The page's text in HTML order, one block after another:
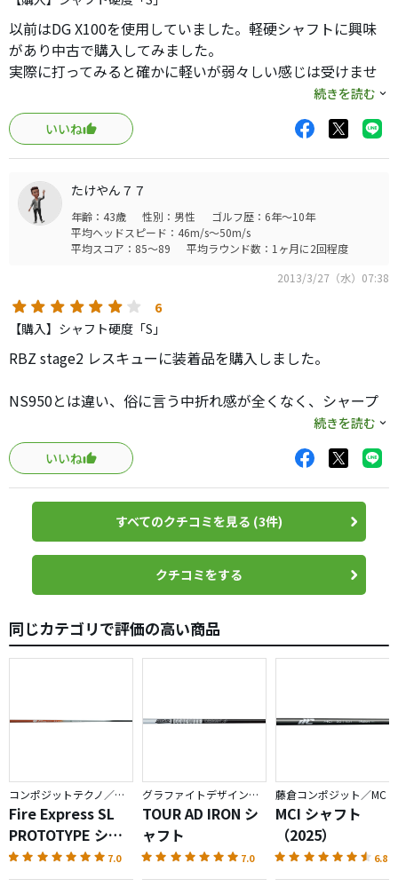
以前はDG X100を使用していました。軽硬シャフトに興味
があり中古で購入してみました。
実際に打ってみると確かに軽いが弱々しい感じは受けませ
ん。NS950も使っていましたが、それよりはしっかり振れ
ます。
ただ、腕が未熟で腕力が有り余ってるせいか腕で打ってし
まい打点が安定せずトップのミスが若干増えました。ゆっ
たり振ると多少安定しますが叩きに行きたい自分にはしっ
くりきません。DG S200に差し替えようか考え中です。
続きを読む
いいね
たけやん７７
年齢：43歳 性別：男性
ゴルフ歴：6年～10年
平均ヘッドスピード：46m/s～50m/s
平均スコア：85～89
平均ラウンド数：1ヶ月に2回程度
2013/3/27（水）07:38
6
【購入】シャフト硬度「S」
RBZ stage2 レスキューに装着品を購入しました。
NS950とは違い、俗に言う中折れ感が全くなく、シャープ
かなりシッカリ感が有り、重量もそこまで軽く感じませ
ん。
NS950のレスキュー使用時代は、全く合わず、ほぼコース
では怖くて使えませんでしたが、今回のKBSは安心して使
と思います。
続きを読む
いいね
すべてのクチコミを見る (3件)
クチコミをする
同じカテゴリで評価の高い商品
コンポジットテクノ／ファイアーエクスプレス
Fire Express SL
PROTOTYPE シャ
フト
7.0
グラファイトデザイン／TOUR AD
TOUR AD IRON シ
ャフト
7.0
藤倉コンポジット／MC
MCI シャフト
（2025）
6.8